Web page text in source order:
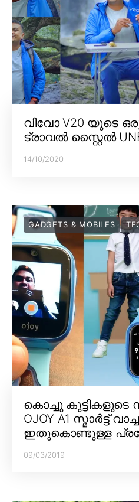
വിവോ V20 യുടെ ഒരു
ട്രാവൽ സ്റ്റൈൽ
14/10/2020
GADGETS & MOBILES
കൊച്ചു കുട്ടികളുടെ
OJOY A1 സ്മാർട്ട്
ഇതുകൊണ്ടുള്ള
09/03/2019